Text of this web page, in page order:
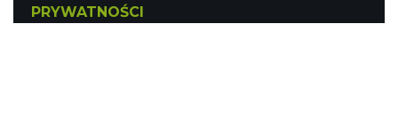
PRYWATNOŚCI